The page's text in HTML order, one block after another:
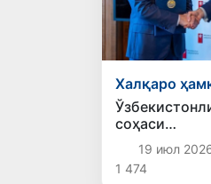
Халқаро
соҳаси
Чехияда
имконият
19 июл
1 474